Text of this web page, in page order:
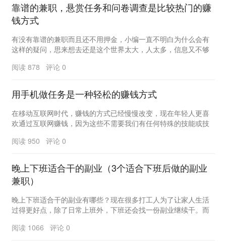
靠谱的兼职，悬赏任务和问卷调查是比较热门的赚
钱方式
有没有靠谱的兼职而且还不用押金，小编一直不明白为什么会有
这样的疑问，思来想去还是这个世界太大，人太多，信息又不够
阅读 878 评论 0
用手机做任务是一种轻松的赚钱方式
在移动互联网时代，赚钱的方式已经慢慢改变，现在年轻人更喜
欢通过互联网赚钱，因为这些不需要我们有任何特殊的技能或技
阅读 950 评论 0
晚上下班适合干的副业（3个适合下班后做的副业
兼职）
晚上下班适合干的副业有哪些？现在很多打工人为了让家人生活
过得更好点，除了日常上班外，下班还会找一份副业继续干。而
阅读 1066 评论 0